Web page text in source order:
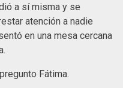
a sí misma y se
atención a nadie
en una mesa cercana
Fátima.